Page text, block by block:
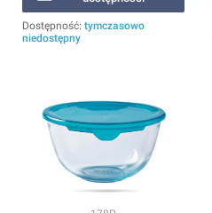
Dostępność: tymczasowo
niedostępny